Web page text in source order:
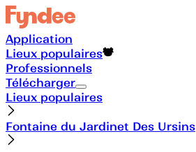
Application
Lieux populaires
Professionnels
Télécharger
Lieux populaires
Fontaine du Jardinet Des Ursins